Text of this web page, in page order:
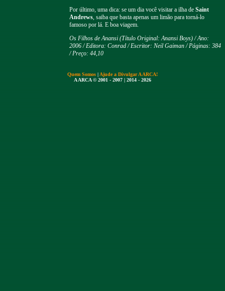
Por último, uma dica: se um dia você visitar a ilha de Saint
Andrews, saiba que basta apenas um limão para torná-lo
famoso por lá. E boa viagem.
Os Filhos de Anansi (Título Original: Anansi Boys) / Ano:
2006 / Editora: Conrad / Escritor: Neil Gaiman / Páginas: 384
/ Preço: 44,10
Quem Somos | Ajude a Divulgar A ARCA!
A ARCA © 2001 - 2007 | 2014 - 2026